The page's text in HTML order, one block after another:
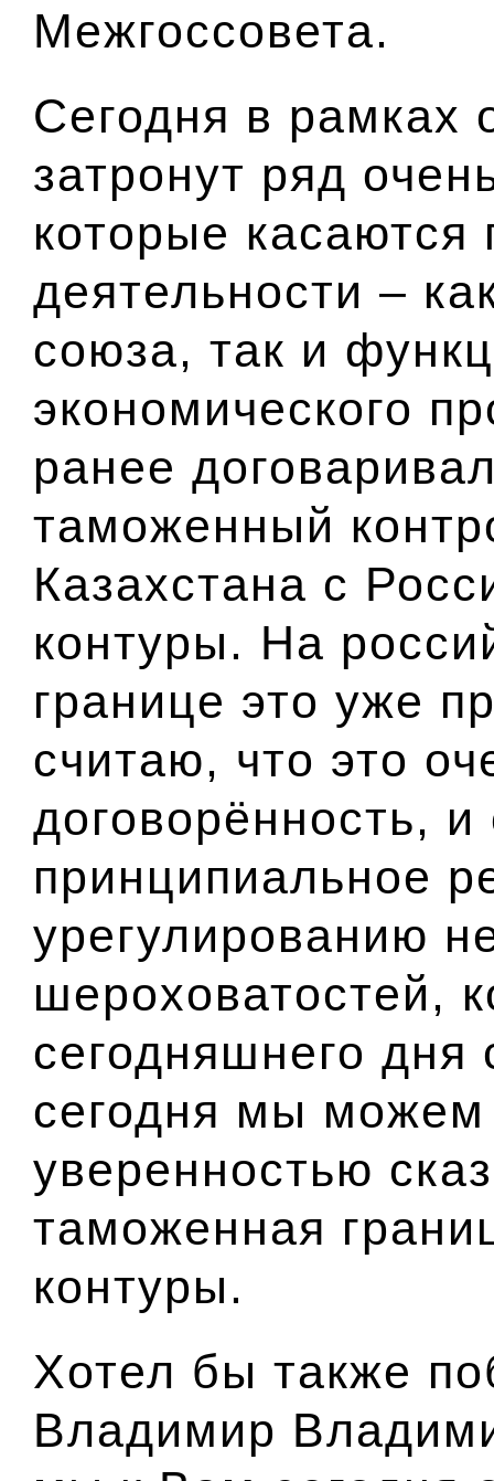
Межгоссовета.
Сегодня в рамках
затронут ряд
которые касаются
деятельности –
союза, так и
экономического
ранее
таможенный
Казахстана с
контуры. На
границе это уже
считаю, что это
договорённость,
принципиальное
урегулированию
шероховатостей,
сегодняшнего
сегодня мы можем
уверенностью
таможенная
контуры.
Хотел бы также
Владимир